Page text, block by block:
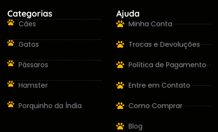
Categorias
Cães
Gatos
Pássaros
Hamster
Porquinho da Índia
Ajuda
Minha Conta
Trocas e Devoluções
Política de Pagamento
Entre em Contato
Como Comprar
Blog